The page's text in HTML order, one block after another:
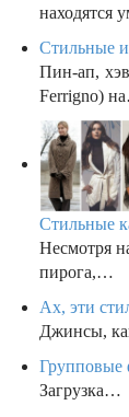
находятся
Стильные
Пин-ап,
Ferrigno)
Стильные
Несмотря
пирога,…
Ах, эти
Джинсы,
Групповые
Загрузка…